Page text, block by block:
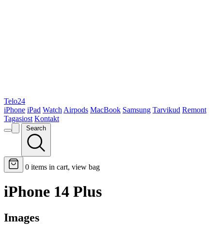
Telo24
iPhone iPad Watch Airpods MacBook Samsung Tarvikud Remont
Tagasiost Kontakt
Search
0 items in cart, view bag
iPhone 14 Plus
Images